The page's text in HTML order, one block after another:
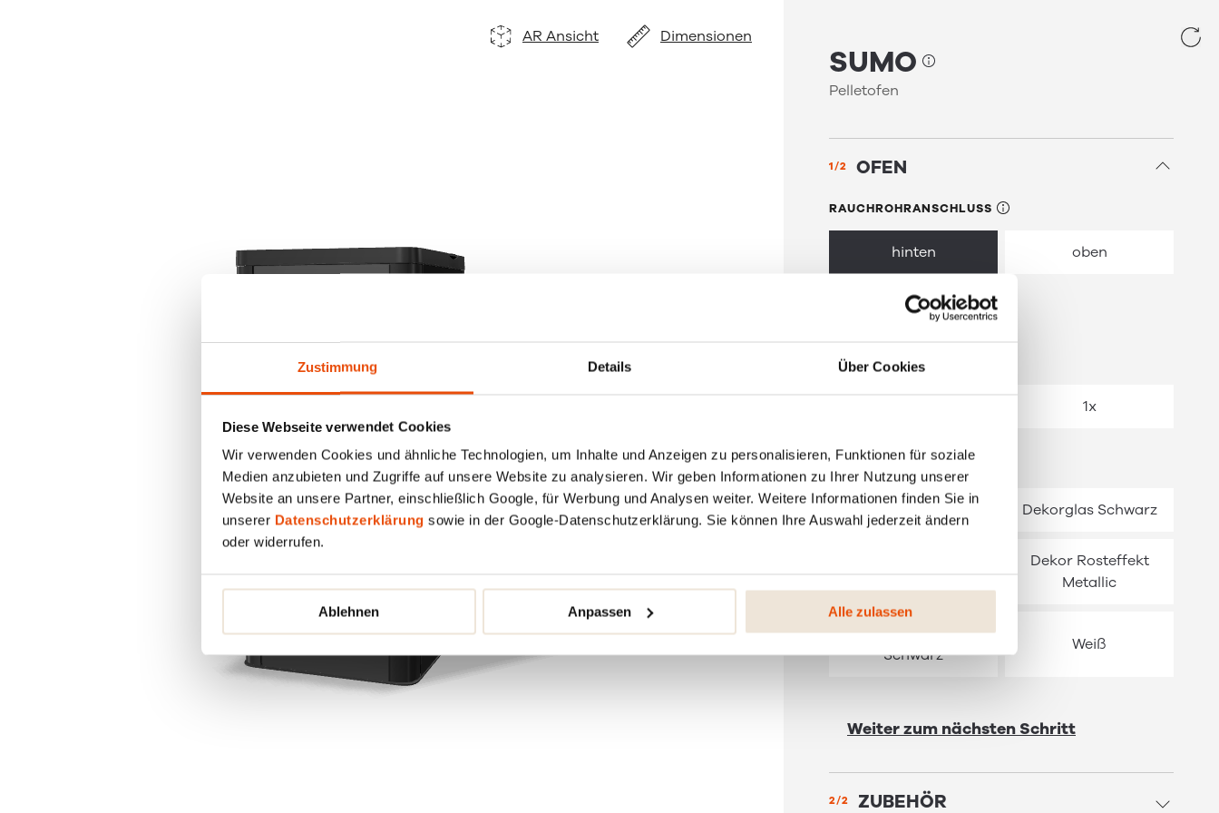
Zustimmung Details Über Cookies
Diese Webseite verwendet Cookies
Wir verwenden Cookies und ähnliche Technologien, um Inhalte und Anzeigen zu personalisieren, Funktionen für soziale
Medien anzubieten und Zugriffe auf unsere Website zu analysieren. Wir geben Informationen zu Ihrer Nutzung unserer
Website an unsere Partner, einschließlich Google, für Werbung und Analysen weiter. Weitere Informationen finden Sie in
unserer Datenschutzerklärung sowie in der Google-Datenschutzerklärung. Sie können Ihre Auswahl jederzeit ändern
oder widerrufen.
Ablehnen Anpassen Alle zulassen
AR Ansicht Dimensionen
SUMO
Pelletofen
1/2 OFEN
RAUCHROHRANSCHLUSS
hinten oben
links
MULTIAIR
1x
SEITENVERKLEIDUNG
Schwarz Dekorglas Schwarz
Dekor Rosteffekt
Metallic
Dekor Schiefer
Schwarz
Weiß
Weiter zum nächsten Schritt
2/2 ZUBEHÖR